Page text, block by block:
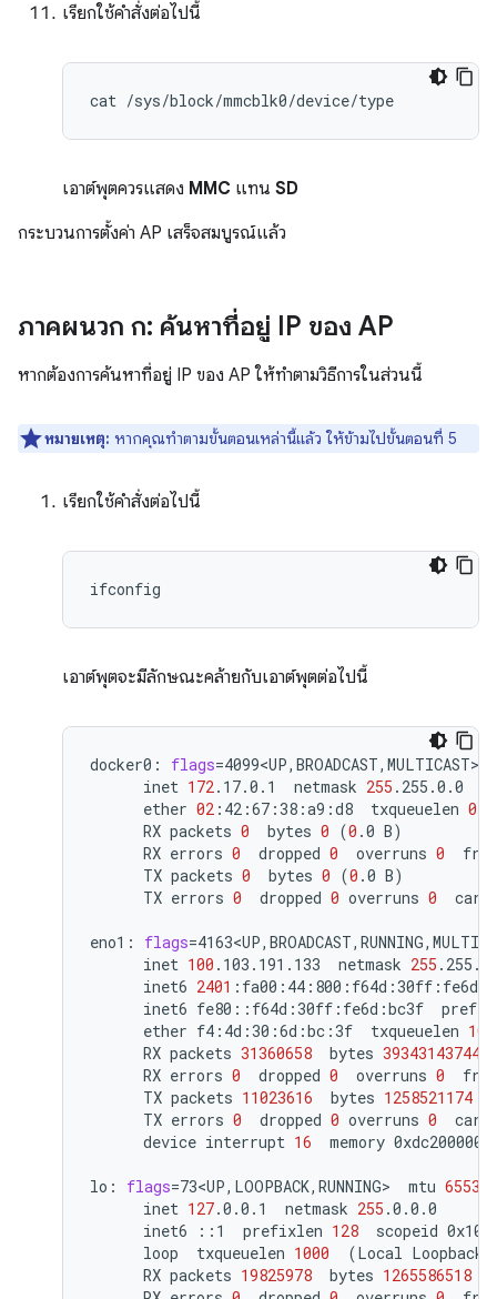
เรียกใช้คำสั่งต่อไปนี้
cat
เอาต์พุตควรแสดง MMC แทน SD
กระบวนการตั้งค่า AP เสร็จสมบูรณ์แล้ว
ภาคผนวก ก: ค้นหาที่อยู่ IP ของ AP
หากต้องการค้นหาที่อยู่ IP ของ AP ให้ทำตามวิธีการในส่วนนี้
หมายเหตุ: หากคุณทำตามขั้นตอนเหล่านี้แล้ว ให้ข้ามไปขั้นตอนที่ 5
เรียกใช้คำสั่งต่อไปนี้
เอาต์พุตจะมีลักษณะคล้ายกับเอาต์พุตต่อไปนี้
docker0: flags=4099<UP,BROADCAST,MULTICAST>
inet 172.17.0.1 netmask 255 .255.0.0
ether 02 :42:67:38:a9:d8 txqueuelen 0
RX packets 0 bytes 0 (0 .0 B)
RX errors 0 dropped 0 overruns 0
TX packets 0 bytes 0 (0 .0 B)
TX errors 0 dropped 0 overruns 0
eno1: flags=
inet 100 .103.191.133 netmask 255
inet6 2401
inet6 fe80::f64d:30ff:fe6d:bc3f
ether f4:4d:30:6d:bc:3f txqueuelen
RX packets 31360658 bytes 39343143744
RX errors 0 dropped 0 overruns 0
TX packets 11023616 bytes 1258521174
TX errors 0 dropped 0 overruns 0
device interrupt 16 memory 0xdc200000-
lo: flags=73<UP,LOOPBACK,RUNNING> mtu 65536
inet 127.0.0.1 netmask 255
inet6
::1 prefixlen 128
scopeid
loop
txqueuelen 1000 (Local Loopback
RX packets 19825978 bytes 1265586518